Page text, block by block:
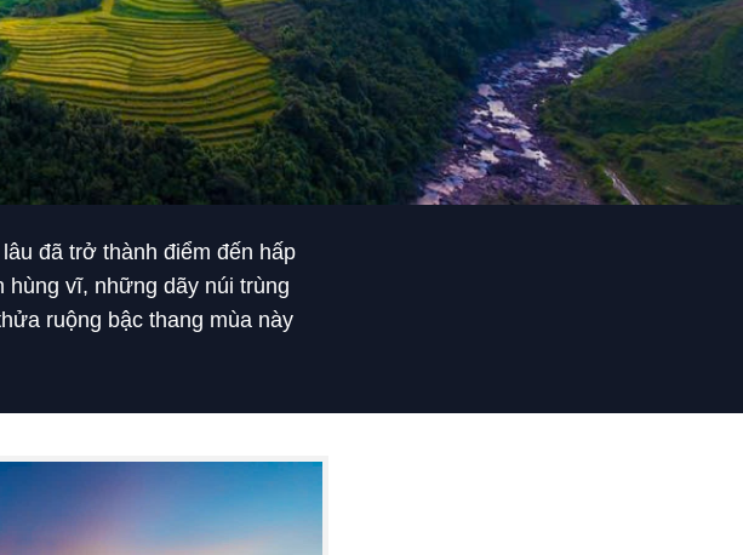
đã trở thành điểm đến hấp
hùng vĩ, những dãy núi trùng
ruộng bậc thang mùa này